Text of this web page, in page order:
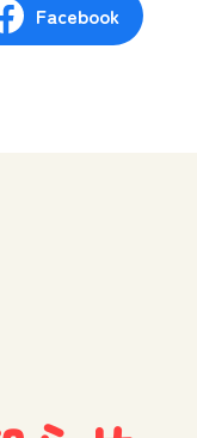
Facebook